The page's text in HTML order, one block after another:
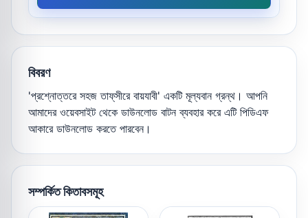
বিবরণ
'প্রশ্নোত্তরে সহজ তাফ্‌সীরে বায়যাবী' একটি মূল্যবান গ্রন্থ। আপনি
আমাদের ওয়েবসাইট থেকে ডাউনলোড বাটন ব্যবহার করে এটি পিডিএফ
আকারে ডাউনলোড করতে পারবেন।
সম্পর্কিত কিতাবসমূহ